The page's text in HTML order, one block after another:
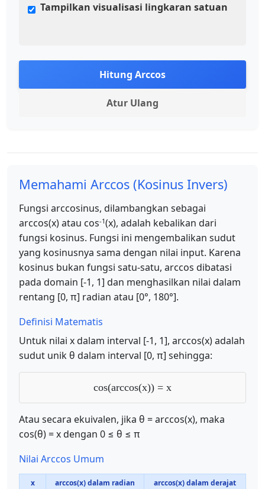
Tampilkan visualisasi lingkaran satuan
Hitung Arccos
Atur Ulang
Memahami Arccos (Kosinus Invers)
Fungsi arccosinus, dilambangkan sebagai
arccos(x) atau cos-1(x), adalah kebalikan dari
fungsi kosinus. Fungsi ini mengembalikan sudut
yang kosinusnya sama dengan nilai input. Karena
kosinus bukan fungsi satu-satu, arccos dibatasi
pada domain [-1, 1] dan menghasilkan nilai dalam
rentang [0, π] radian atau [0°, 180°].
Definisi Matematis
Untuk nilai x dalam interval [-1, 1], arccos(x) adalah
sudut unik θ dalam interval [0, π] sehingga:
cos(arccos(x)) = x
Atau secara ekuivalen, jika θ = arccos(x), maka
cos(θ) = x dengan 0 ≤ θ ≤ π
Nilai Arccos Umum
x arccos(x) dalam radian
arccos(x) dalam derajat